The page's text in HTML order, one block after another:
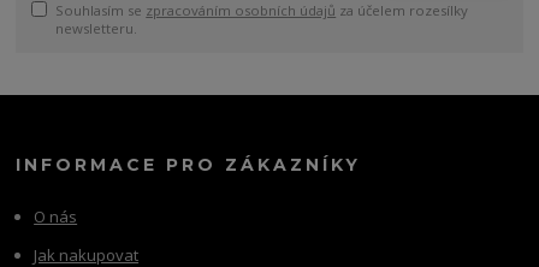
Souhlasím se zpracováním osobních údajů za účelem rozesílky
newsletteru.
INFORMACE PRO ZÁKAZNÍKY
O nás
Jak nakupovat